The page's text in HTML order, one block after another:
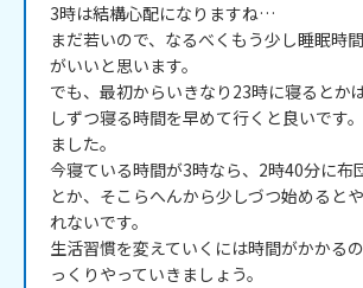
3時は結構心配になりますね…
まだ若いので、なるべくもう少し睡眠時
がいいと思います。
でも、最初からいきなり23時に寝るとか
しずつ寝る時間を早めて行くと良いです
ました。
今寝ている時間が3時なら、2時40分に布
とか、そこらへんから少しづつ始めると
れないです。
生活習慣を変えていくには時間がかかる
っくりやっていきましょう。